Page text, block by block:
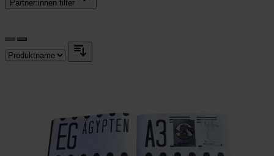
Partner:innen filter